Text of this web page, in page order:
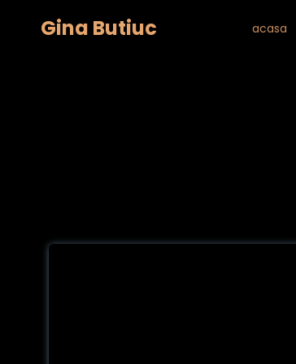
Gina Butiuc acasa